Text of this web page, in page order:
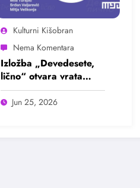
Kulturni Kišobran
Izložba „Devedesete,
lično“ otvara vrata
intimnim pričama jedne
burne decenije
Jun 25, 2026